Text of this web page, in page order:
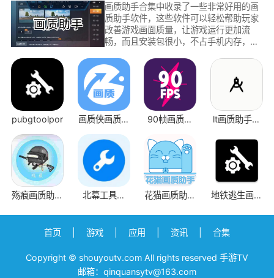
画质助手合集中收录了一些非常好用的画
质助手软件，这些软件可以轻松帮助玩家
改善游戏画面质量，让游戏运行更加流
畅，而且安装包很小，不占手机内存，可
游戏辅助工具。
pubgtoolpor
画质侠画质助
手
90帧画质助
lt画质助手暗
殇痕画质助手
北幕工具箱
花猫画质助手
地铁逃生画质
首页
游戏 应用 资讯 合集
Copyright © shouyoutv.com All rights reserved 手游TV
邮箱：qinquansytv@163.com